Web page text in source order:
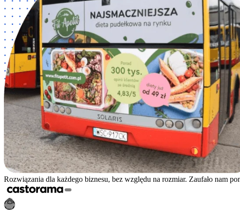
Rozwiązania dla każdego biznesu, bez względu na rozmiar. Zaufało nam